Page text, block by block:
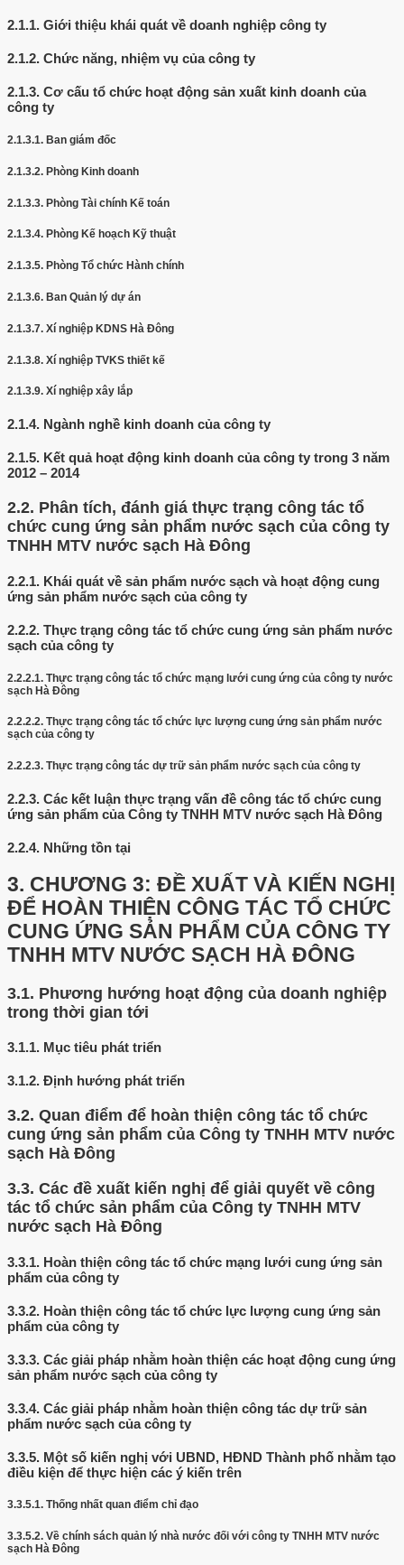
2.1.1. Giới thiệu khái quát về doanh nghiệp công ty
2.1.2. Chức năng, nhiệm vụ của công ty
2.1.3. Cơ cấu tổ chức hoạt động sản xuất kinh doanh của
công ty
2.1.3.1. Ban giám đốc
2.1.3.2. Phòng Kinh doanh
2.1.3.3. Phòng Tài chính Kế toán
2.1.3.4. Phòng Kế hoạch Kỹ thuật
2.1.3.5. Phòng Tổ chức Hành chính
2.1.3.6. Ban Quản lý dự án
2.1.3.7. Xí nghiệp KDNS Hà Đông
2.1.3.8. Xí nghiệp TVKS thiết kế
2.1.3.9. Xí nghiệp xây lắp
2.1.4. Ngành nghề kinh doanh của công ty
2.1.5. Kết quả hoạt động kinh doanh của công ty trong 3 năm
2012 – 2014
2.2. Phân tích, đánh giá thực trạng công tác tổ
chức cung ứng sản phẩm nước sạch của công ty
TNHH MTV nước sạch Hà Đông
2.2.1. Khái quát về sản phẩm nước sạch và hoạt động cung
ứng sản phẩm nước sạch của công ty
2.2.2. Thực trạng công tác tổ chức cung ứng sản phẩm nước
sạch của công ty
2.2.2.1. Thực trạng công tác tổ chức mạng lưới cung ứng của công ty nước
sạch Hà Đông
2.2.2.2. Thực trạng công tác tổ chức lực lượng cung ứng sản phẩm nước
sạch của công ty
2.2.2.3. Thực trạng công tác dự trữ sản phẩm nước sạch của công ty
2.2.3. Các kết luận thực trạng vấn đề công tác tổ chức cung
ứng sản phẩm của Công ty TNHH MTV nước sạch Hà Đông
2.2.4. Những tồn tại
3. CHƯƠNG 3: ĐỀ XUẤT VÀ KIẾN NGHỊ
ĐỂ HOÀN THIỆN CÔNG TÁC TỔ CHỨC
CUNG ỨNG SẢN PHẨM CỦA CÔNG TY
TNHH MTV NƯỚC SẠCH HÀ ĐÔNG
3.1. Phương hướng hoạt động của doanh nghiệp
trong thời gian tới
3.1.1. Mục tiêu phát triển
3.1.2. Định hướng phát triển
3.2. Quan điểm để hoàn thiện công tác tổ chức
cung ứng sản phẩm của Công ty TNHH MTV nước
sạch Hà Đông
3.3. Các đề xuất kiến nghị để giải quyết về công
tác tổ chức sản phẩm của Công ty TNHH MTV
nước sạch Hà Đông
3.3.1. Hoàn thiện công tác tổ chức mạng lưới cung ứng sản
phẩm của công ty
3.3.2. Hoàn thiện công tác tổ chức lực lượng cung ứng sản
phẩm của công ty
3.3.3. Các giải pháp nhằm hoàn thiện các hoạt động cung ứng
sản phẩm nước sạch của công ty
3.3.4. Các giải pháp nhằm hoàn thiện công tác dự trữ sản
phẩm nước sạch của công ty
3.3.5. Một số kiến nghị với UBND, HĐND Thành phố nhằm tạo
điều kiện để thực hiện các ý kiến trên
3.3.5.1. Thống nhất quan điểm chỉ đạo
3.3.5.2. Về chính sách quản lý nhà nước đối với công ty TNHH MTV nước
sạch Hà Đông